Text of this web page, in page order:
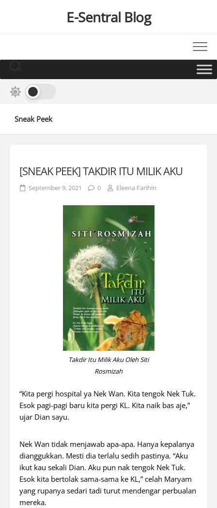
E-Sentral Blog
Sneak Peek
[SNEAK PEEK] TAKDIR ITU MILIK AKU
September 9, 2021 0 Eleena Farihin
Takdir Itu Milik Aku Oleh Siti
Rosmizah
“Kita pergi hospital ya Nek Wan. Kita tengok Nek Tuk.
Esok pagi-pagi baru kita pergi KL. Kita naik bas aje,”
ujar Dian sayu.
Nek Wan tidak menjawab apa-apa. Hanya kepalanya
dianggukkan. Mesti dia terlalu sedih pastinya. “Aku
ikut kau sekali Dian. Aku pun nak tengok Nek Tuk.
Esok kita bertolak sama-sama ke KL,” celah Maryam
yang rupanya sedari tadi turut mendengar perbualan
mereka.